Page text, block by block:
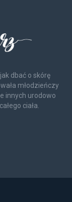
dbać o skórę
młodzieńczy
innych urodowo
ciała.